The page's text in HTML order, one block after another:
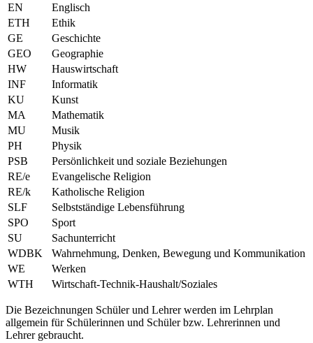
EN
Englisch
ETH
Ethik
GE
Geschichte
GEO
Geographie
HW
Hauswirtschaft
INF
Informatik
KU
Kunst
MA
Mathematik
MU
Musik
PH
Physik
PSB
Persönlichkeit und soziale Beziehungen
RE/e
Evangelische Religion
RE/k
Katholische Religion
SLF
Selbstständige Lebensführung
SPO
Sport
SU
Sachunterricht
WDBK
Wahrnehmung, Denken, Bewegung und Kommunikation
WE
Werken
WTH
Wirtschaft-Technik-Haushalt/Soziales
Die Bezeichnungen Schüler und Lehrer werden im Lehrplan
allgemein für Schülerinnen und Schüler bzw. Lehrerinnen und
Lehrer gebraucht.